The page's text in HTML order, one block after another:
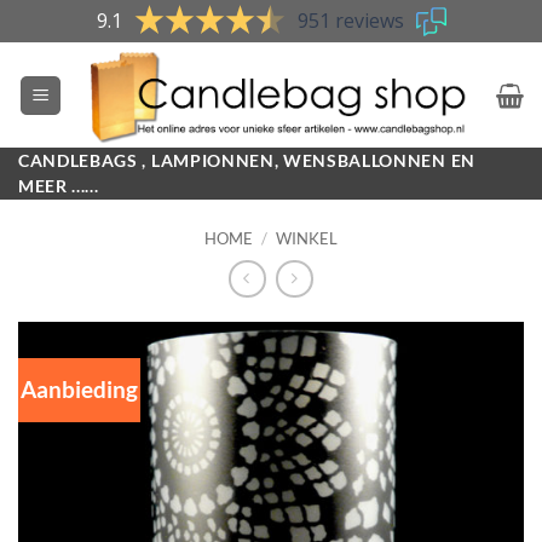
to
content
9.1 951 reviews
CANDLEBAGS , LAMPIONNEN, WENSBALLONNEN EN
MEER ......
HOME / WINKEL
Aanbieding